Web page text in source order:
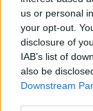
us or personal
your opt-out.
disclosure of
IAB’s list of
also be
Downstream
Kelemen